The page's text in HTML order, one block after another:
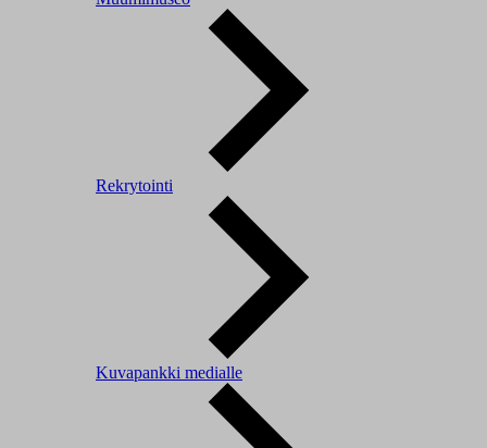
Rekrytointi
Kuvapankki medialle